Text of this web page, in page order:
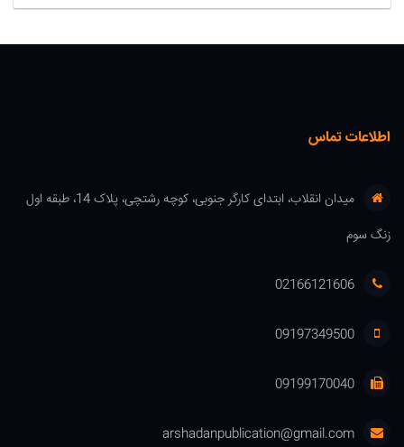
اطلاعات تماس
میدان انقلاب، ابتدای کارگر جنوبی، کوچه رشتچی، پلاک 14، طبقه اول
زنگ سوم
02166121606
09197349500
09199170040
arshadanpublication@gmail.com